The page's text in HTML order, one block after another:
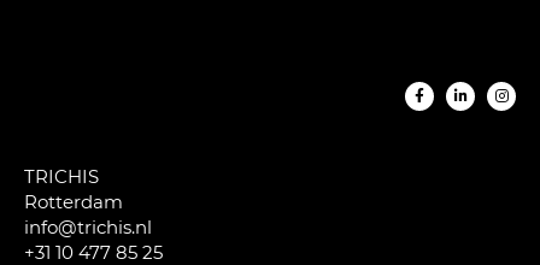
TRICHIS
Rotterdam
info@trichis.nl
+31 10 477 85 25